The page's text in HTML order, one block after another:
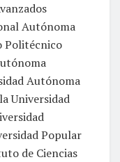
Autónoma
Politécnico
Autónoma
Universidad
Popular
de Ciencias